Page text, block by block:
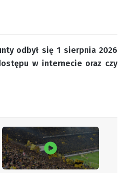
odbył się 1 sierpnia 2026
w internecie oraz czy